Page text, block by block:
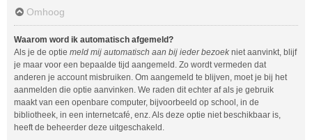
Omhoog
Waarom word ik automatisch afgemeld?
Als je de optie meld mij automatisch aan bij ieder bezoek niet aanvinkt, blijf
je maar voor een bepaalde tijd aangemeld. Zo wordt vermeden dat
anderen je account misbruiken. Om aangemeld te blijven, moet je bij het
aanmelden die optie aanvinken. We raden dit echter af als je gebruik
maakt van een openbare computer, bijvoorbeeld op school, in de
bibliotheek, in een internetcafé, enz. Als deze optie niet beschikbaar is,
heeft de beheerder deze uitgeschakeld.